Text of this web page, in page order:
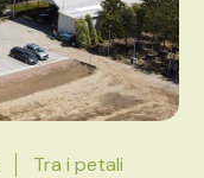
Tra i petali